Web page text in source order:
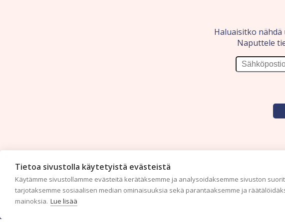
Tietoa sivustolla käytetyistä evästeistä
Käytämme sivustollamme evästeitä kerätäksemme ja analysoidaksemme sivuston
tarjotaksemme sosiaalisen median ominaisuuksia sekä parantaaksemme ja
mainoksia. Lue lisää
Haluaisitko
Naputtele